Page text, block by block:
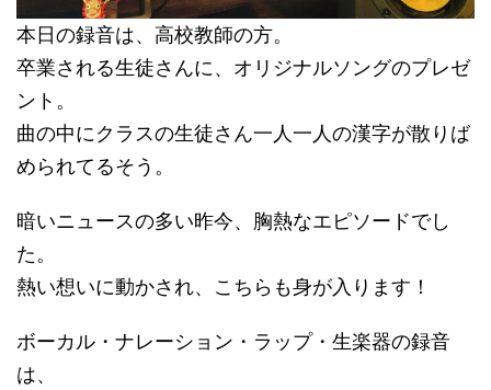
本日の録音は、高校教師の方。
卒業される生徒さんに、オリジナルソングのプレゼ
ント。
曲の中にクラスの生徒さん一人一人の漢字が散りば
められてるそう。
暗いニュースの多い昨今、胸熱なエピソードでし
た。
熱い想いに動かされ、こちらも身が入ります！
ボーカル・ナレーション・ラップ・生楽器の録音
は、